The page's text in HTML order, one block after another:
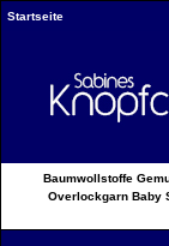
Startseite
Baumwollstoffe
Overlockgarn Baby